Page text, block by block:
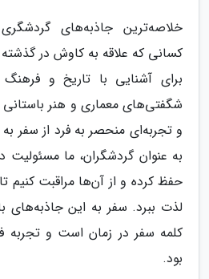
خلاصه‌ترین جاذبه‌های
کسانی که علاقه به کاوش در گذشته
برای آشنایی با تاریخ و
شگفتی‌های معماری و هنر باستانی
و تجربه‌ای منحصر به فرد از سفر
به عنوان گردشگران، ما مسئولیت
حفظ کرده و از آن‌ها مراقبت کنیم تا
لذت ببرد. سفر به این جاذبه‌های
کلمه سفر در زمان است و تجربه
بود.